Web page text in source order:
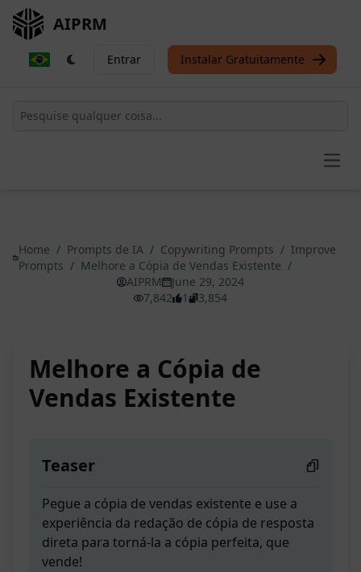
AIPRM
Entrar Instalar Gratuitamente
Home / Prompts de IA / Copywriting Prompts / Improve
Prompts / Melhore a Cópia de Vendas Existente /
AIPRM
June 29, 2024
7,842
1 3,854
Melhore a Cópia de
Vendas Existente
Teaser
Pegue a cópia de vendas existente e use a
experiência da redação de cópia de resposta
direta para torná-la a cópia perfeita, que
vende!